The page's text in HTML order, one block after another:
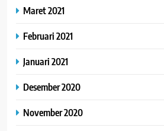
Maret 2021
Februari 2021
Januari 2021
Desember 2020
November 2020